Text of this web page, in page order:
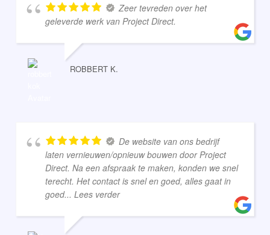
Zeer tevreden over het
geleverde werk van Project Direct.
ROBBERT K.
De website van ons bedrijf
laten vernieuwen/opnieuw bouwen door Project
Direct. Na een afspraak te maken, konden we snel
terecht. Het contact is snel en goed, alles gaat in
goed... Lees verder